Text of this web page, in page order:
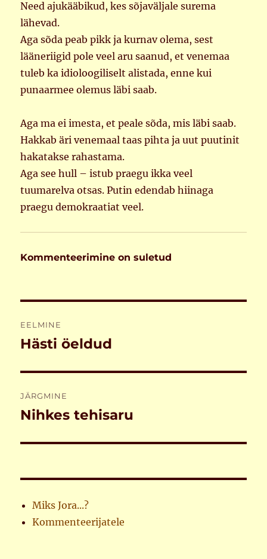
Need ajukääbikud, kes sõjaväljale surema
lähevad.
Aga sõda peab pikk ja kurnav olema, sest
lääneriigid pole veel aru saanud, et venemaa
tuleb ka idioloogiliselt alistada, enne kui
punaarmee olemus läbi saab.
Aga ma ei imesta, et peale sõda, mis läbi saab.
Hakkab äri venemaal taas pihta ja uut puutinit
hakatakse rahastama.
Aga see hull – istub praegu ikka veel
tuumarelva otsas. Putin edendab hiinaga
praegu demokraatiat veel.
Kommenteerimine on suletud
EELMINE
Eelmine
Hästi öeldud
JÄRGMINE
Järgmine
Nihkes tehisaru
Miks Jora...?
Kommenteerijatele